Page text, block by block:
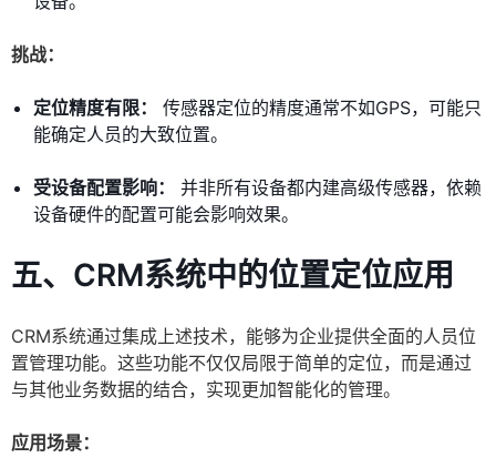
挑战：
定位精度有限：
传感器定位的精度通常不如GPS，可能只
能确定人员的大致位置。
受设备配置影响：
并非所有设备都内建高级传感器，依赖
设备硬件的配置可能会影响效果。
五、CRM系统中的位置定位应用
CRM系统通过集成上述技术，能够为企业提供全面的人员位
置管理功能。这些功能不仅仅局限于简单的定位，而是通过
与其他业务数据的结合，实现更加智能化的管理。
应用场景：